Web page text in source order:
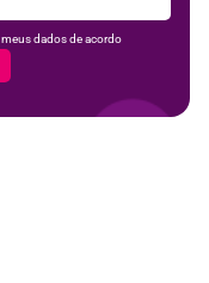
dados de acordo